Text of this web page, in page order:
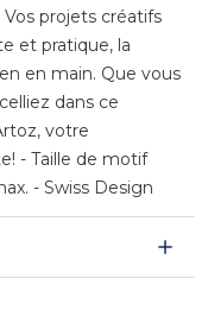
projets créatifs
et pratique, la
en main. Que vous
dans ce
votre
- Taille de motif
- Swiss Design